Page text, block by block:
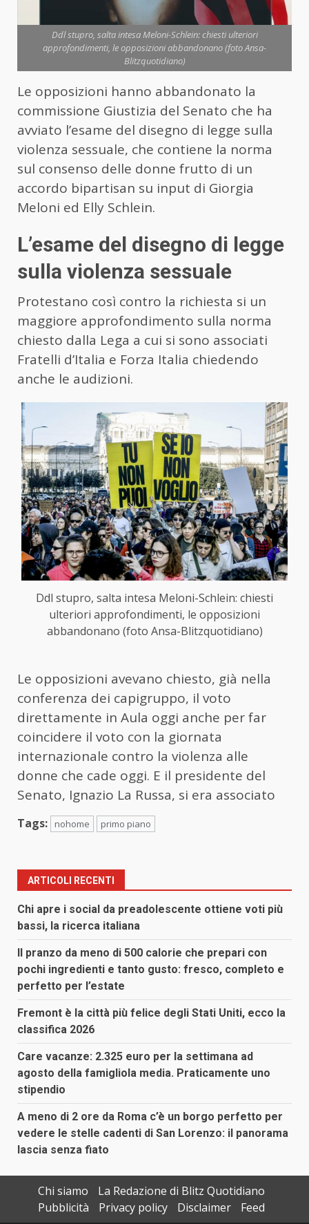
Ddl stupro, salta intesa Meloni-Schlein: chiesti ulteriori
approfondimenti, le opposizioni abbandonano (foto Ansa-
Blitzquotidiano)
Le opposizioni hanno abbandonato la
commissione Giustizia del Senato che ha
avviato l’esame del disegno di legge sulla
violenza sessuale, che contiene la norma
sul consenso delle donne frutto di un
accordo bipartisan su input di Giorgia
Meloni ed Elly Schlein.
L’esame del disegno di legge
sulla violenza sessuale
Protestano così contro la richiesta si un
maggiore approfondimento sulla norma
chiesto dalla Lega a cui si sono associati
Fratelli d’Italia e Forza Italia chiedendo
anche le audizioni.
Ddl stupro, salta intesa Meloni-Schlein: chiesti
ulteriori approfondimenti, le opposizioni
abbandonano (foto Ansa-Blitzquotidiano)
Le opposizioni avevano chiesto, già nella
conferenza dei capigruppo, il voto
direttamente in Aula oggi anche per far
coincidere il voto con la giornata
internazionale contro la violenza alle
donne che cade oggi. E il presidente del
Senato, Ignazio La Russa, si era associato
Tags: nohome primo piano
ARTICOLI RECENTI
Chi apre i social da preadolescente ottiene voti più
bassi, la ricerca italiana
Il pranzo da meno di 500 calorie che prepari con
pochi ingredienti e tanto gusto: fresco, completo e
perfetto per l’estate
Fremont è la città più felice degli Stati Uniti, ecco la
classifica 2026
Care vacanze: 2.325 euro per la settimana ad
agosto della famigliola media. Praticamente uno
stipendio
A meno di 2 ore da Roma c’è un borgo perfetto per
vedere le stelle cadenti di San Lorenzo: il panorama
lascia senza fiato
Chi siamo
La Redazione di Blitz Quotidiano
Pubblicità
Privacy policy Disclaimer Feed